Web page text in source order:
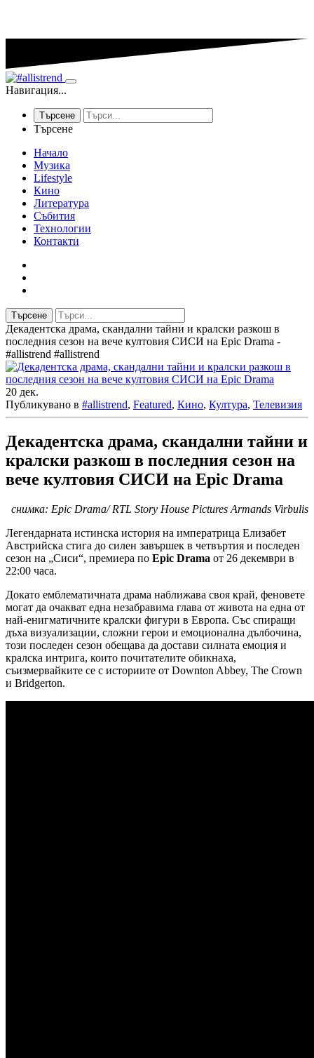
Навигация...
Търсене
Търсене
Начало
Музика
Lifestyle
Кино
Литература
Събития
Технологии
Контакти
Търсене
Декадентска драма, скандални тайни и кралски разкош в
последния сезон на вече култовия СИСИ на Epic Drama -
#allistrend #allistrend
20 дек.
Публикувано в #allistrend, Featured, Кино, Култура, Телевизия
Декадентска драма, скандални тайни и
кралски разкош в последния сезон на
вече култовия СИСИ на Epic Drama
снимка: Epic Drama/RTL Story House Pictures Armands Virbulis
Легендарната истинска история на императрица Елизабет
Австрийска стига до силен завършек в четвъртия и последен
сезон на „Сиси“, премиера по Epic Drama от 26 декември в
22:00 часа.
Докато емблематичната драма наближава своя край, феновете
могат да очакват една незабравима глава от живота на една от
най-енигматичните кралски фигури в Европа. Със спиращи
дъха визуализации, сложни герои и емоционална дълбочина,
този последен сезон обещава да достави силната емоция и
кралска интрига, които почитателите обикнаха,
съизмервайките се с историите от Downton Abbey, The Crown
и Bridgerton.